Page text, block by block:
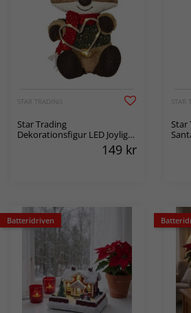
STAR TRADING
Star Trading
Dekorationsfigur LED Joylight
149 kr
STAR
Star
Batteridriven